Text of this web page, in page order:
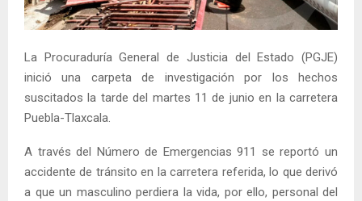
La Procuraduría General de Justicia del Estado (PGJE)
inició una carpeta de investigación por los hechos
suscitados la tarde del martes 11 de junio en la carretera
Puebla-Tlaxcala.
A través del Número de Emergencias 911 se reportó un
accidente de tránsito en la carretera referida, lo que derivó
a que un masculino perdiera la vida, por ello, personal del